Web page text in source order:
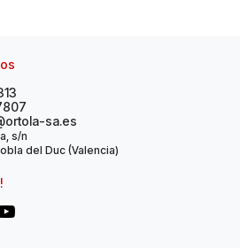
sa.es
s/n
del Duc (Valencia)